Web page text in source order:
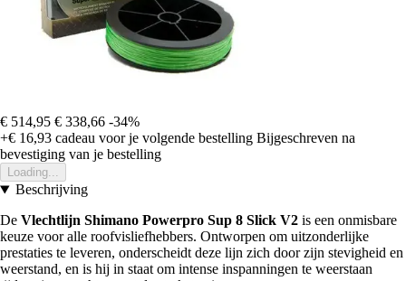
€ 514,95 € 338,66 -34%
+€ 16,93 cadeau voor je volgende bestelling Bijgeschreven na
bevestiging van je bestelling
Loading...
Beschrijving
De Vlechtlijn Shimano Powerpro Sup 8 Slick V2 is een onmisbare
keuze voor alle roofvisliefhebbers. Ontworpen om uitzonderlijke
prestaties te leveren, onderscheidt deze lijn zich door zijn stevigheid en
weerstand, en is hij in staat om intense inspanningen te weerstaan